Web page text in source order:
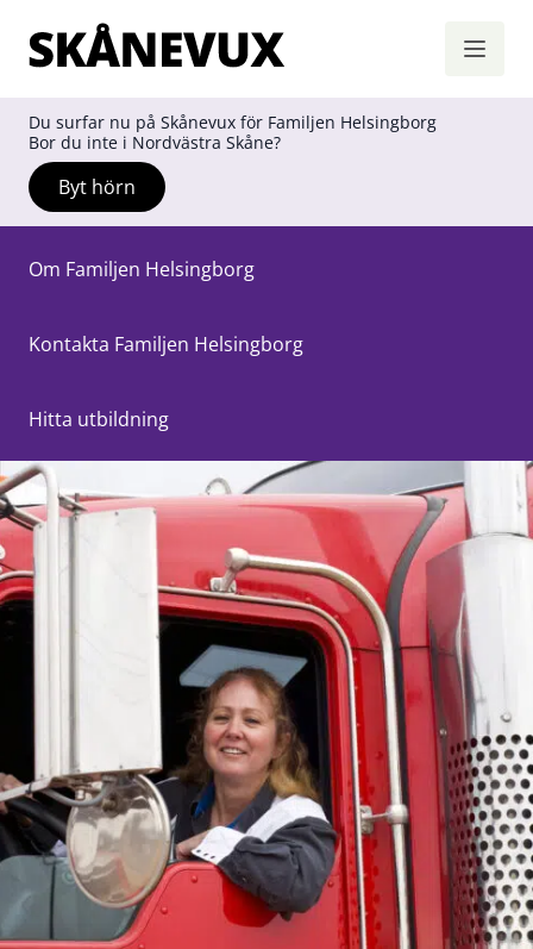
Skånevux
Du surfar nu på Skånevux för Familjen Helsingborg
Bor du inte i Nordvästra Skåne?
Byt hörn
Om Familjen Helsingborg
Kontakta Familjen Helsingborg
Hitta utbildning